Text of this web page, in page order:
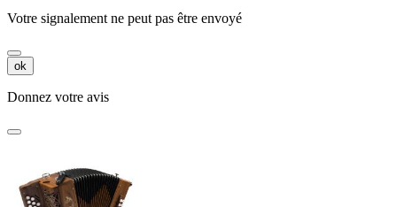
Votre signalement ne peut pas être envoyé
ok
Donnez votre avis